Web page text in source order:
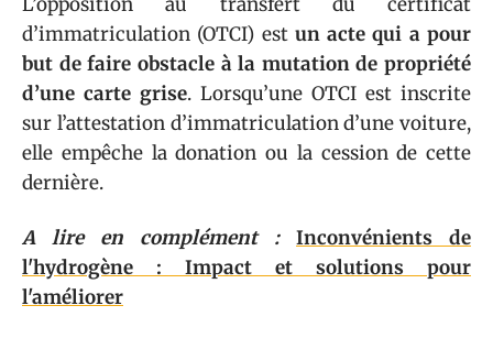
d’immatriculation (OTCI) est un acte qui a pour
but de faire obstacle à la mutation de propriété
d’une carte grise. Lorsqu’une OTCI est inscrite
sur l’attestation d’immatriculation d’une voiture,
elle empêche la donation ou la cession de cette
dernière.
A lire en complément :
Inconvénients de
l'hydrogène : Impact et solutions pour
l'améliorer